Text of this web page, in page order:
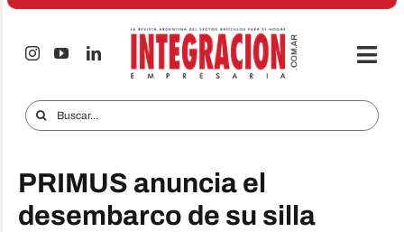
Saltar
Audio & TV
iTECNO
Buscar:
PRIMUS anuncia el
desembarco de su silla